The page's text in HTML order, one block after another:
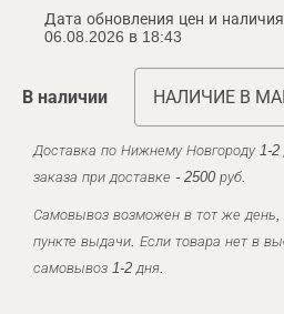
Дата обновления цен и
06.08.2026 в 18:43
В наличии НАЛИЧИЕ В
Доставка по Нижнему Новгороду 1-
заказа при доставке - 2500 руб.
Самовывоз возможен в тот же
пункте выдачи. Если товара нет в
самовывоз 1-2 дня.